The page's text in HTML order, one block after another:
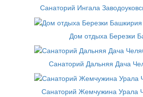
Санаторий Ингала
Дом отдыха Березки
Санаторий Дальняя Дача
Санаторий Жемчужина Урала